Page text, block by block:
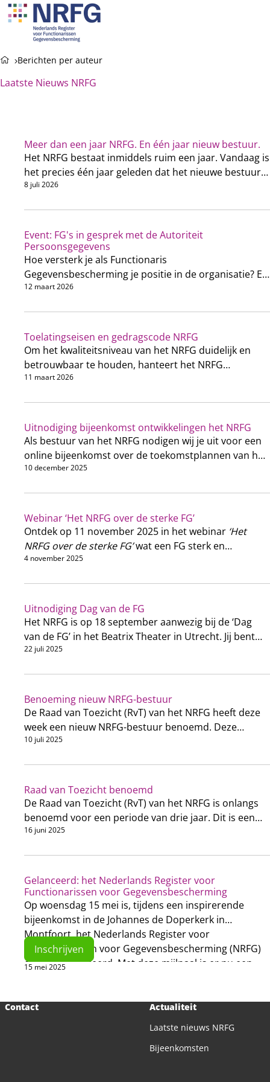
Berichten per auteur
Laatste Nieuws NRFG
Meer dan een jaar NRFG. En één jaar nieuw bestuur.
Het NRFG bestaat inmiddels ruim een jaar. Vandaag is
het precies één jaar geleden dat het nieuwe bestuur
werd benoemd.
8 juli 2026
Event: FG's in gesprek met de Autoriteit
Persoonsgegevens
Hoe versterk je als Functionaris
Gegevensbescherming je positie in de organisatie? En
hoe zorg je voor een effectieve samenwerking met
over het thema ‘ de FG en de bestuurder
12 maart 2026
Toelatingseisen en gedragscode NRFG
Om het kwaliteitsniveau van het NRFG duidelijk en
betrouwbaar te houden, hanteert het NRFG
toelatingseisen en een gedragscode. Deze vormen
11 maart 2026
Uitnodiging bijeenkomst ontwikkelingen het NRFG
Als bestuur van het NRFG nodigen wij je uit voor een
online bijeenkomst over de toekomstplannen van het
NRFG.
10 december 2025
Webinar ‘Het NRFG over de sterke FG’
Ontdek op 11 november 2025 in het webinar ‘Het
NRFG over de sterke FG’wat een FG sterk en
onafhankelijk maakt en welke rol het NRFG daarin
4 november 2025
Uitnodiging Dag van de FG
Het NRFG is op 18 september aanwezig bij de ‘Dag
van de FG’ in het Beatrix Theater in Utrecht. Jij bent
van harte welkom je aan te melden.
22 juli 2025
Benoeming nieuw NRFG-bestuur
De Raad van Toezicht (RvT) van het NRFG heeft deze
week een nieuw NRFG-bestuur benoemd. Deze
vervangt het interm-bestuur.
10 juli 2025
Raad van Toezicht benoemd
De Raad van Toezicht (RvT) van het NRFG is onlangs
benoemd voor een periode van drie jaar. Dit is een
belangrijke stap in het opbouwproces van de
16 juni 2025
Gelanceerd: het Nederlands Register voor
Functionarissen voor Gegevensbescherming
Op woensdag 15 mei is, tijdens een inspirerende
bijeenkomst in de Johannes de Doperkerk in
Montfoort, het Nederlands Register voor
Functionarissen voor Gegevensbescherming (NRFG)
officieel gelanceerd. Met deze mijlpaal is er nu een
zich in kunnen schrijven en hun vakbekwaamheid
aantoonbaar kunnen maken. Inschrijven kan
Inschrijven
15 mei 2025
Contact
Actualiteit
Laatste nieuws NRFG
Bijeenkomsten